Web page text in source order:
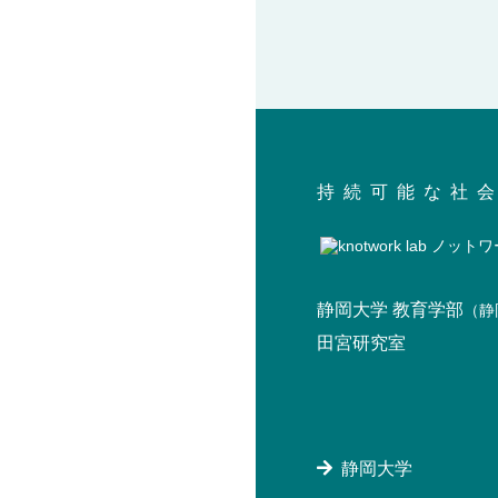
持続可能な社
静岡大学 教育学部 （
田宮研究室
静岡大学